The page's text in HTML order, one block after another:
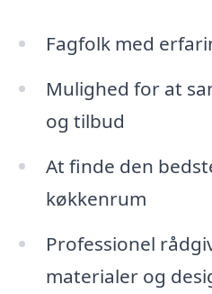
Fagfolk med
Mulighed for at
og tilbud
At finde den
køkkenrum
Professionel
materialer og